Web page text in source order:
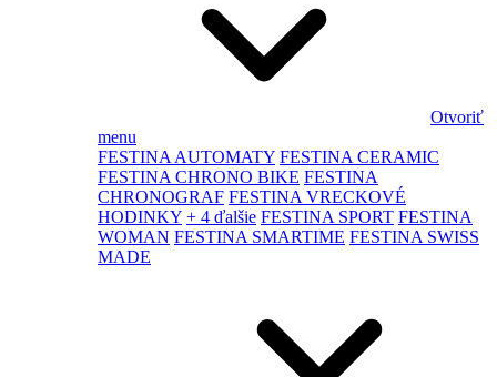
Otvoriť
menu
FESTINA AUTOMATY FESTINA CERAMIC
FESTINA CHRONO BIKE FESTINA
CHRONOGRAF FESTINA VRECKOVÉ
HODINKY + 4 ďalšie FESTINA SPORT FESTINA
WOMAN FESTINA SMARTIME FESTINA SWISS
MADE